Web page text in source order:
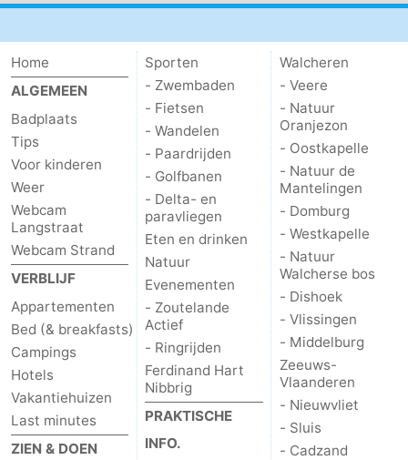
Home
ALGEMEEN
Badplaats
Tips
Voor kinderen
Weer
Webcam
Langstraat
Webcam Strand
VERBLIJF
Appartementen
Bed (& breakfasts)
Campings
Hotels
Vakantiehuizen
Last minutes
ZIEN & DOEN
Sporten
- Zwembaden
- Fietsen
- Wandelen
- Paardrijden
- Golfbanen
- Delta- en
paravliegen
Eten en drinken
Natuur
Evenementen
- Zoutelande
Actief
- Ringrijden
Ferdinand Hart
Nibbrig
PRAKTISCHE
INFO.
Walcheren
- Veere
- Natuur
Oranjezon
- Oostkapelle
- Natuur de
Mantelingen
- Domburg
- Westkapelle
- Natuur
Walcherse bos
- Dishoek
- Vlissingen
- Middelburg
Zeeuws-
Vlaanderen
- Nieuwvliet
- Sluis
- Cadzand